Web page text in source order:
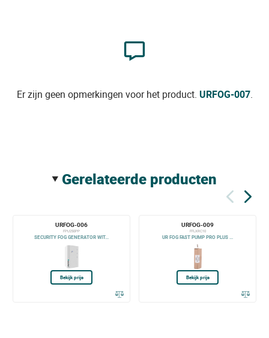
Er zijn geen opmerkingen voor het product. URFOG-007.
gerelateerde producten
URFOG-006
FPU250PP
SECURITY FOG GENERATOR WIT...
Bekijk prijs
URFOG-009
FFLXRC10
UR FOG FAST PUMP PRO PLUS ...
Bekijk prijs